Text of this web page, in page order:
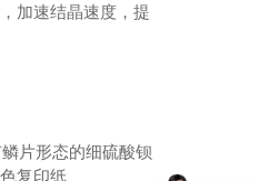
加速结晶速度，提
片形态的细硫酸钡
复印纸